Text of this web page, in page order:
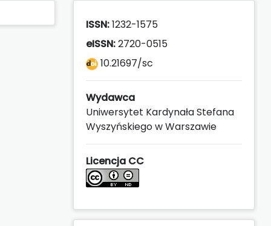
ISSN:1232-1575
eISSN:2720-0515
10.21697/sc
Wydawca
Uniwersytet Kardynała Stefana
Wyszyńskiego w Warszawie
Licencja CC